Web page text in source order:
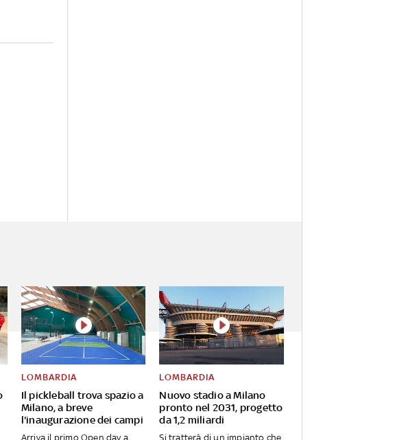
Il pickleball trova spazio a
Milano, a breve
l'inaugurazione dei campi
LOMBARDIA
Arriva il primo Open day a
Nuovo stadio a Milano
pronto nel 2031, progetto
da 1,2 miliardi
LOMBARDIA
Si tratterà di un impianto che